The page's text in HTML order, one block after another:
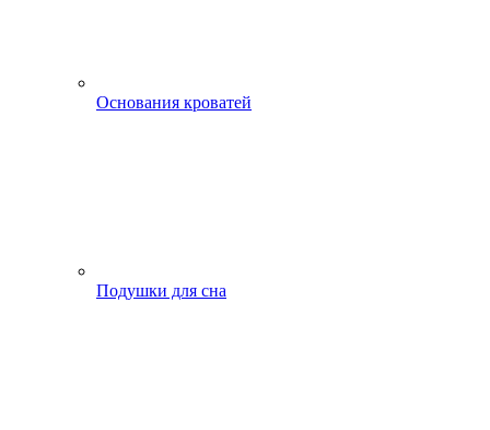
Основания кроватей
Подушки для сна